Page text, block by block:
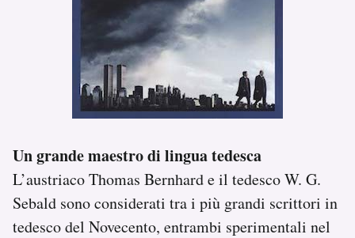
Un grande maestro di lingua tedesca
L’austriaco Thomas Bernhard e il tedesco W. G.
Sebald sono considerati tra i più grandi scrittori in
tedesco del Novecento, entrambi sperimentali nel